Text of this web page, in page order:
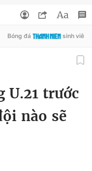
Bóng đá sinh viên
U.21 trước
nào sẽ